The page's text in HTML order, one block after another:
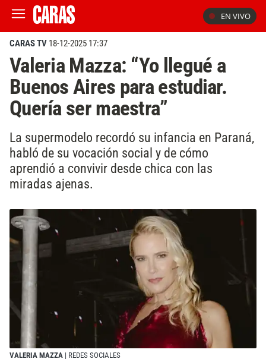
EN VIVO
CARAS TV 18-12-2025 17:37
Valeria Mazza: “Yo llegué a
Buenos Aires para estudiar.
Quería ser maestra”
La supermodelo recordó su infancia en Paraná,
habló de su vocación social y de cómo
aprendió a convivir desde chica con las
miradas ajenas.
VALERIA MAZZA | REDES SOCIALES